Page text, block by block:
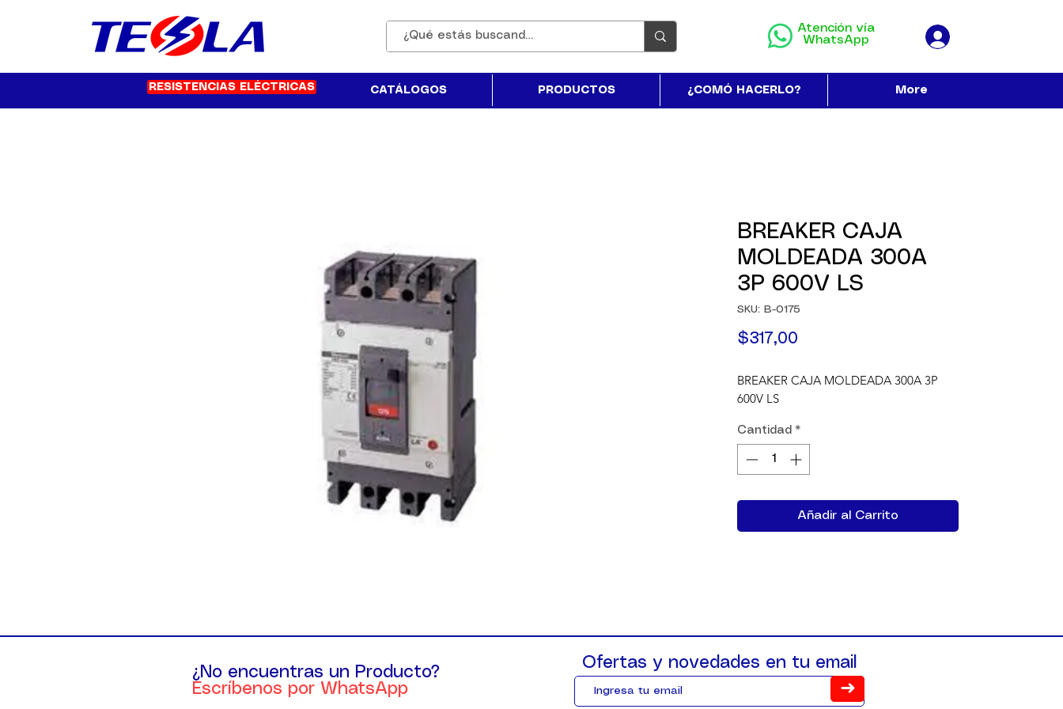
Atención vía
WhatsApp
RESISTENCIAS ELÉCTRICAS CATÁLOGOS PRODUCTOS ¿COMÓ HACERLO? More
BREAKER CAJA
MOLDEADA 300A
3P 600V LS
SKU: B-0175
$317,00
BREAKER CAJA MOLDEADA 300A 3P
600V LS
Cantidad *
Añadir al Carrito
¿No encuentras un Producto?
Escríbenos por WhatsApp
Ofertas y novedades en tu email
➜